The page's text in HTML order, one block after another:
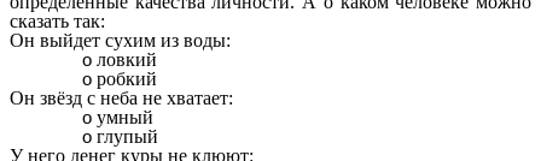
сказать так:
Он выйдет сухим из воды:
ловкий
робкий
Он звёзд с неба не хватает:
умный
глупый
У него денег куры не клюют: